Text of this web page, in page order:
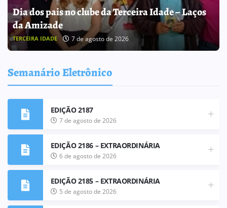
ATRIBUIÇÃO DE AULAS
ATRIBUIÇÃO DE AULAS 5 de agosto de 2026
Semanário Eletrônico
EDIÇÃO 2187
7 de agosto de 2026
EDIÇÃO 2186 – EXTRAORDINÁRIA
6 de agosto de 2026
EDIÇÃO 2185 – EXTRAORDINÁRIA
5 de agosto de 2026